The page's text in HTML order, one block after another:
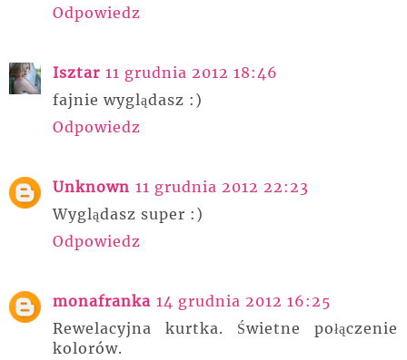
Odpowiedz
Isztar 11 grudnia 2012 18:46
fajnie wyglądasz :)
Odpowiedz
Unknown 11 grudnia 2012 22:23
Wyglądasz super :)
Odpowiedz
monafranka 14 grudnia 2012 16:25
Rewelacyjna kurtka. Świetne połączenie
kolorów.